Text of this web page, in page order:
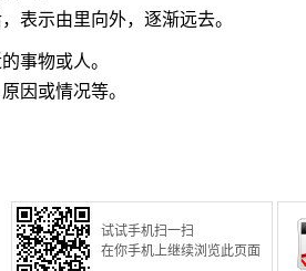
表示由里向外，逐渐远去。
事物或人。
因或情况等。
试试手机扫一扫
在你手机上继续浏览此页面